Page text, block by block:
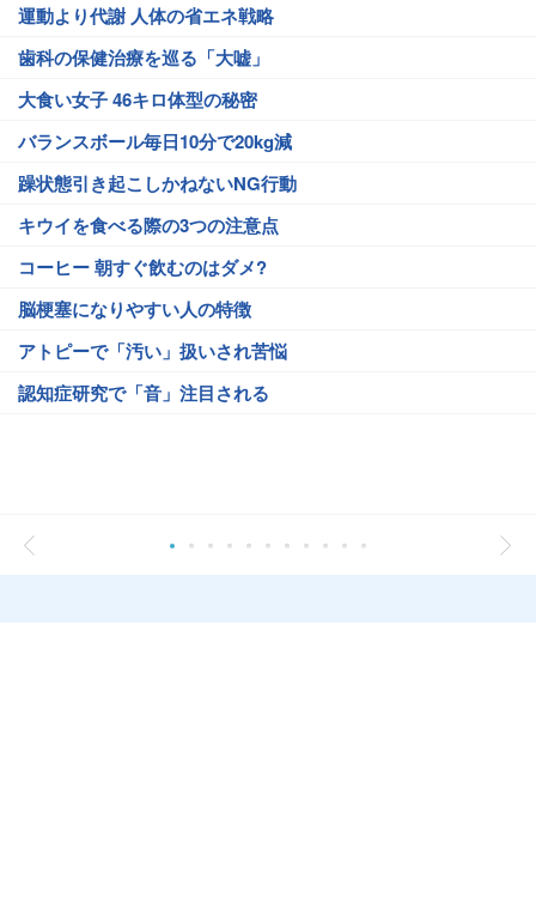
運動より代謝 人体の省エネ戦略
歯科の保健治療を巡る「大嘘」
大食い女子 46キロ体型の秘密
バランスボール毎日10分で20kg減
躁状態引き起こしかねないNG行動
キウイを食べる際の3つの注意点
コーヒー 朝すぐ飲むのはダメ?
脳梗塞になりやすい人の特徴
アトピーで「汚い」扱いされ苦悩
認知症研究で「音」注目される